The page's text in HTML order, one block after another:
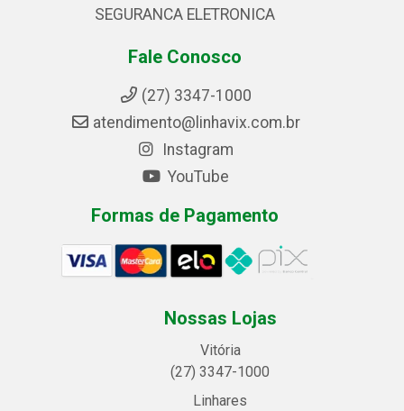
SEGURANCA ELETRONICA
Fale Conosco
(27) 3347-1000
atendimento@linhavix.com.br
Instagram
YouTube
Formas de Pagamento
Nossas Lojas
Vitória
(27) 3347-1000
Linhares